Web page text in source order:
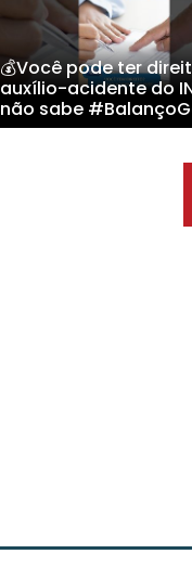
💰Você pode ter
auxílio-acidente do
não sabe